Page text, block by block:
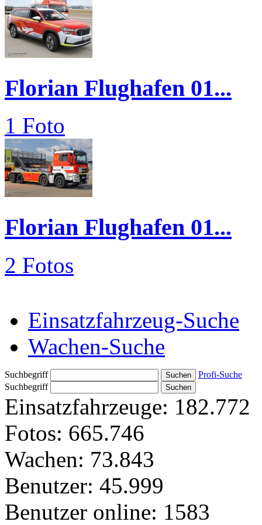
Florian Flughafen 01...
1 Foto
Florian Flughafen 01...
2 Fotos
Einsatzfahrzeug-Suche
Wachen-Suche
Suchbegriff
Profi-Suche
Suchbegriff
Einsatzfahrzeuge: 182.772
Fotos: 665.746
Wachen: 73.843
Benutzer: 45.999
Benutzer online: 1583